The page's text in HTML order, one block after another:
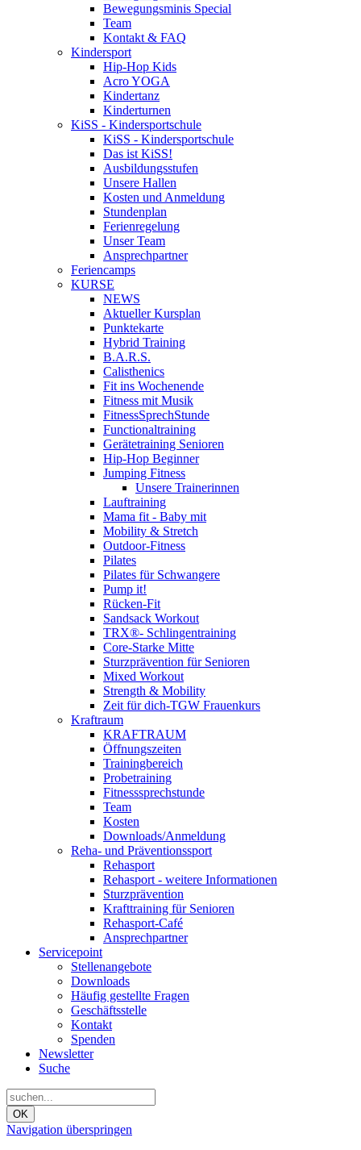
Bewegungsminis Special
Team
Kontakt & FAQ
Kindersport
Hip-Hop Kids
Acro YOGA
Kindertanz
Kinderturnen
KiSS - Kindersportschule
KiSS - Kindersportschule
Das ist KiSS!
Ausbildungsstufen
Unsere Hallen
Kosten und Anmeldung
Stundenplan
Ferienregelung
Unser Team
Ansprechpartner
Feriencamps
KURSE
NEWS
Aktueller Kursplan
Punktekarte
Hybrid Training
B.A.R.S.
Calisthenics
Fit ins Wochenende
Fitness mit Musik
FitnessSprechStunde
Functionaltraining
Gerätetraining Senioren
Hip-Hop Beginner
Jumping Fitness
Unsere Trainerinnen
Lauftraining
Mama fit - Baby mit
Mobility & Stretch
Outdoor-Fitness
Pilates
Pilates für Schwangere
Pump it!
Rücken-Fit
Sandsack Workout
TRX®- Schlingentraining
Core-Starke Mitte
Sturzprävention für Senioren
Mixed Workout
Strength & Mobility
Zeit für dich-TGW Frauenkurs
Kraftraum
KRAFTRAUM
Öffnungszeiten
Trainingbereich
Probetraining
Fitnesssprechstunde
Team
Kosten
Downloads/Anmeldung
Reha- und Präventionssport
Rehasport
Rehasport - weitere Informationen
Sturzprävention
Krafttraining für Senioren
Rehasport-Café
Ansprechpartner
Servicepoint
Stellenangebote
Downloads
Häufig gestellte Fragen
Geschäftsstelle
Kontakt
Spenden
Newsletter
Suche
OK
Navigation überspringen